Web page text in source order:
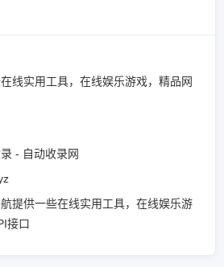
线实用工具，在线娱乐游戏，精品网
- 自动收录网
提供一些在线实用工具，在线娱乐游
接口